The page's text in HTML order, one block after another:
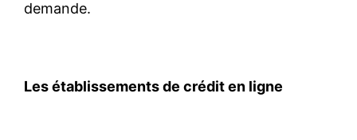
demande.
Les établissements de crédit en ligne